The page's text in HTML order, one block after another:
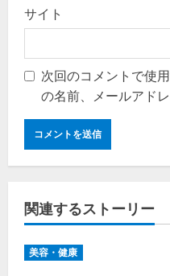
サイト
次回のコメントで使
の名前、メールアド
関連するストーリー
美容・健康